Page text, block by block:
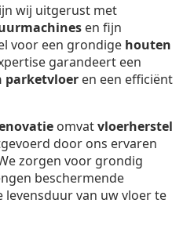
wij uitgerust met
en fijn
voor een grondige houten
garandeert een
parketvloer en een efficiënt
omvatvloerherstel
door ons ervaren
zorgen voor grondig
beschermende
levensduur van uw vloer te